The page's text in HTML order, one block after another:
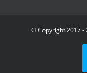
© Copyright 2017 -